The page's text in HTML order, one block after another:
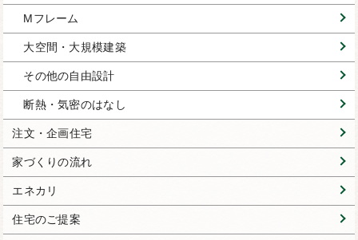
Mフレーム
大空間・大規模建築
その他の自由設計
断熱・気密のはなし
注文・企画住宅
家づくりの流れ
エネカリ
住宅のご提案